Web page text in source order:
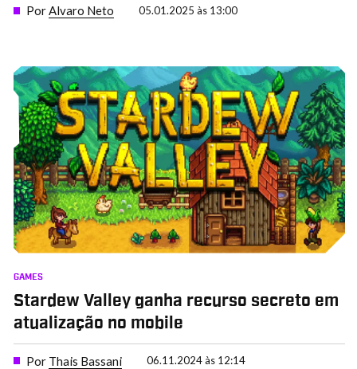
PorAlvaro Neto 05.01.2025 às 13:00
GAMES
Stardew Valley ganha recurso secreto em
atualização no mobile
Por Thais Bassani 06.11.2024 às 12:14